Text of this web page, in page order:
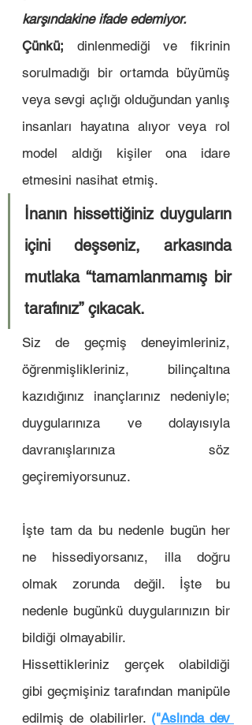
karşındakine ifade edemiyor.
Çünkü; dinlenmediği ve fikrinin
sorulmadığı bir ortamda büyümüş
veya sevgi açlığı olduğundan yanlış
insanları hayatına alıyor veya rol
model aldığı kişiler ona idare
etmesini nasihat etmiş.
İnanın hissettiğiniz duyguların
içini deşseniz, arkasında
mutlaka “tamamlanmamış bir
tarafınız” çıkacak.
Siz de geçmiş deneyimleriniz,
öğrenmişlikleriniz, bilinçaltına
kazıdığınız inançlarınız nedeniyle;
duygularınıza ve dolayısıyla
davranışlarınıza söz
geçiremiyorsunuz.
İşte tam da bu nedenle bugün her
ne hissediyorsanız, illa doğru
olmak zorunda değil. İşte bu
nedenle bugünkü duygularınızın bir
bildiği olmayabilir.
Hissettikleriniz gerçek olabildiği
gibi geçmişiniz tarafından manipüle
edilmiş de olabilirler. ("Aslında dev